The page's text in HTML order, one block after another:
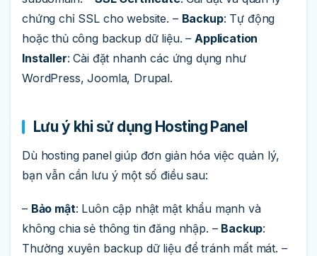
chứng chỉ SSL cho website. – Backup: Tự động
hoặc thủ công backup dữ liệu. – Application
Installer: Cài đặt nhanh các ứng dụng như
WordPress, Joomla, Drupal.
Lưu ý khi sử dụng Hosting Panel
Dù hosting panel giúp đơn giản hóa việc quản lý,
bạn vẫn cần lưu ý một số điều sau:
– Bảo mật: Luôn cập nhật mật khẩu mạnh và
không chia sẻ thông tin đăng nhập. – Backup:
Thường xuyên backup dữ liệu để tránh mất mát. –